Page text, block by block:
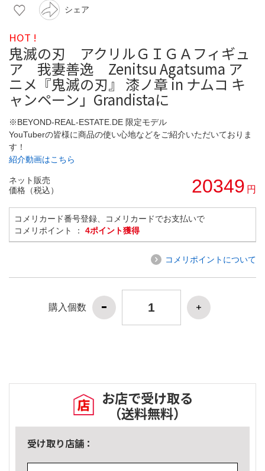
シェア
HOT !
鬼滅の刃 アクリルＧＩＧＡフィギュ
ア 我妻善逸 Zenitsu Agatsuma ア
ニメ『鬼滅の刃』 漆ノ章 in ナムコ キ
ャンペーン」Grandistaに
※BEYOND-REAL-ESTATE.DE 限定モデル
YouTuberの皆様に商品の使い心地などをご紹介いただいておりま
す！
紹介動画はこちら
ネット販売
価格（税込）
20349 円
コメリカード番号登録、コメリカードでお支払いで
コメリポイント ： 4ポイント獲得
コメリポイントについて
購入個数
お店で受け取る
（送料無料）
受け取り店舗：